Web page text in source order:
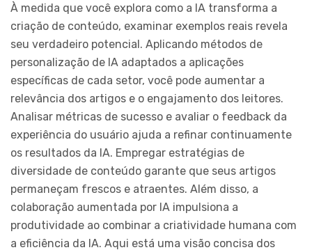
À medida que você explora como a IA transforma a
criação de conteúdo, examinar exemplos reais revela
seu verdadeiro potencial. Aplicando métodos de
personalização de IA adaptados a aplicações
específicas de cada setor, você pode aumentar a
relevância dos artigos e o engajamento dos leitores.
Analisar métricas de sucesso e avaliar o feedback da
experiência do usuário ajuda a refinar continuamente
os resultados da IA. Empregar estratégias de
diversidade de conteúdo garante que seus artigos
permaneçam frescos e atraentes. Além disso, a
colaboração aumentada por IA impulsiona a
produtividade ao combinar a criatividade humana com
a eficiência da IA. Aqui está uma visão concisa dos